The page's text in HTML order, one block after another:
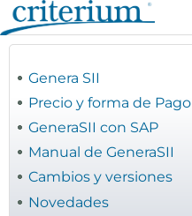
Pasar
al
principal
Genera SII
Precio y forma de Pago
GeneraSII con SAP
Manual de GeneraSII
Cambios y versiones
Novedades